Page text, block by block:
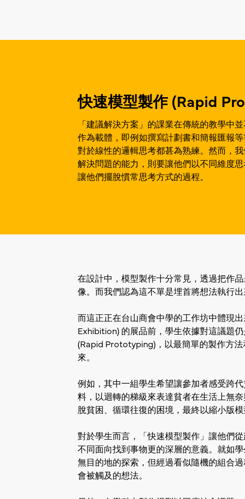
快速模型製作 (Rapid
「建議解決方案」的課業在傳統的教學中
作為載體，即例如撰寫計劃書和簡報匯報
對於線性的邏輯思考都甚為熟練。然而，
解決問題的能力，則要讓他們以不同維度
讓他們擺脫慣常思考方式的過程。
在設計中，模型製作十分常見，透過把作
像。而我們認為這不單是埋首將想法執行
而這正正在台山商會中學的工作坊中體現
Exhibition) 的展品前，學生依據對這議題
(Rapid Prototyping)，以最簡單的製作方
來。
例如，其中一組學生希望讓參加者感受跨
料，以迴轉的梯級來表達貧者在生活上無
脫貧困、循環往復的困境，最終以縮小版模
對於學生而言，「快速模型製作」讓他們
不同面向找到事物更的深層的意義。就如
無目的地的探索，但經過看似隨機的組合
會被觸及的想法。